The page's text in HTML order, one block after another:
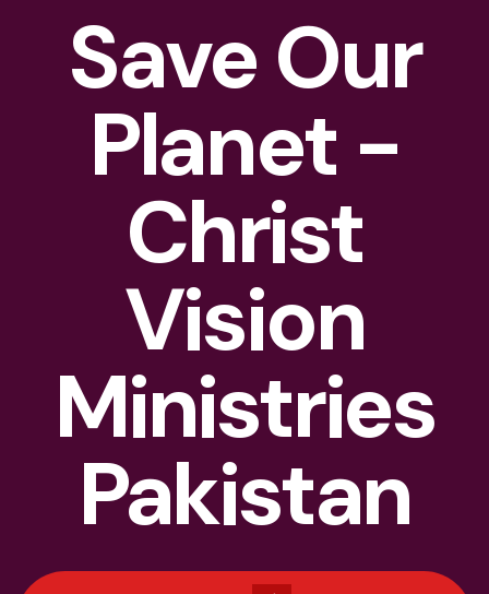
Save Our
Planet -
Christ
Vision
Ministries
Pakistan